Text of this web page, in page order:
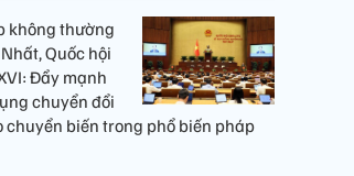
không thường
Quốc hội
Đẩy mạnh
chuyển đổi
chuyển biến trong phổ biến pháp